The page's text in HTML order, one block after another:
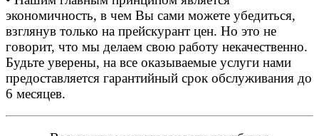
экономичность, в чем Вы сами можете убедиться,
взглянув только на прейскурант цен. Но это не
говорит, что мы делаем свою работу некачественно.
Будьте уверены, на все оказываемые услуги нами
предоставляется гарантийный срок обслуживания до
6 месяцев.